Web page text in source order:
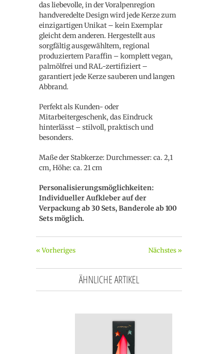
das liebevolle, in der Voralpenregion
handveredelte Design wird jede Kerze zum
einzigartigen Unikat – kein Exemplar
gleicht dem anderen. Hergestellt aus
sorgfältig ausgewähltem, regional
produziertem Paraffin – komplett vegan,
palmölfrei und RAL-zertifiziert –
garantiert jede Kerze sauberen und langen
Abbrand.
Perfekt als Kunden- oder
Mitarbeitergeschenk, das Eindruck
hinterlässt – stilvoll, praktisch und
besonders.
Maße der Stabkerze: Durchmesser: ca. 2,1
cm, Höhe: ca. 21 cm
Personalisierungsmöglichkeiten:
Individueller Aufkleber auf der
Verpackung ab 30 Sets, Banderole ab 100
Sets möglich.
Nächstes »
« Vorheriges
ÄHNLICHE ARTIKEL